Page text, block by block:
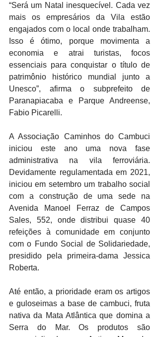
“Será um Natal inesquecível. Cada vez
mais os empresários da Vila estão
engajados com o local onde trabalham.
Isso é ótimo, porque movimenta a
economia e atrai turistas, focos
essenciais para conquistar o título de
patrimônio histórico mundial junto a
Unesco”, afirma o subprefeito de
Paranapiacaba e Parque Andreense,
Fabio Picarelli.
A Associação Caminhos do Cambuci
iniciou este ano uma nova fase
administrativa na vila ferroviária.
Devidamente regulamentada em 2021,
iniciou em setembro um trabalho social
com a construção de uma sede na
Avenida Manoel Ferraz de Campos
Sales, 552, onde distribui quase 40
refeições à comunidade em conjunto
com o Fundo Social de Solidariedade,
presidido pela primeira-dama Jessica
Roberta.
Até então, a prioridade eram os artigos
e guloseimas a base de cambuci, fruta
nativa da Mata Atlântica que domina a
Serra do Mar. Os produtos são